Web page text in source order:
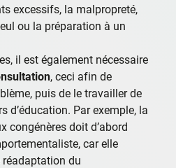
excessifs, la malpropreté,
ou la préparation à un
il est également nécessaire
, ceci afin de
puis de le travailler de
d’éducation. Par exemple, la
congénères doit d’abord
car elle
du